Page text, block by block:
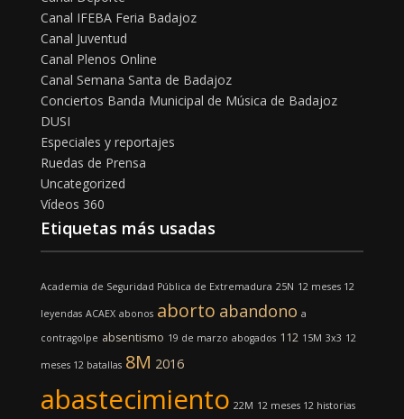
Canal IFEBA Feria Badajoz
Canal Juventud
Canal Plenos Online
Canal Semana Santa de Badajoz
Conciertos Banda Municipal de Música de Badajoz
DUSI
Especiales y reportajes
Ruedas de Prensa
Uncategorized
Vídeos 360
Etiquetas más usadas
Academia de Seguridad Pública de Extremadura 25N 12 meses 12
leyendas ACAEX abonos aborto abandono a
contragolpe absentismo 19 de marzo abogados 112 15M 3x3 12
meses 12 batallas 8M 2016
abastecimiento 22M 12 meses 12 historias